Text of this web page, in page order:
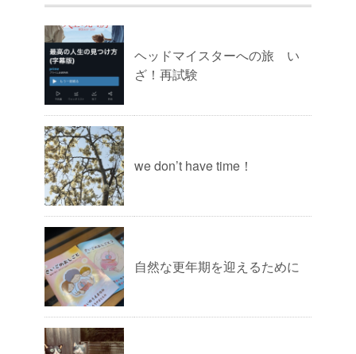
ヘッドマイスターへの旅 い
ざ！再試験
we don’t have time！
自然な更年期を迎えるために